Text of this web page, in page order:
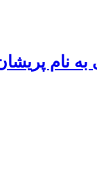
نام